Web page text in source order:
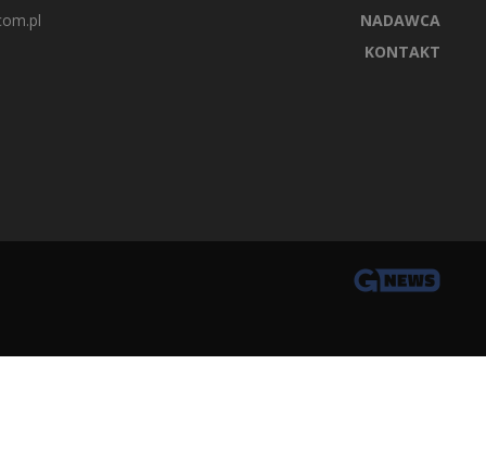
NADAWCA
KONTAKT